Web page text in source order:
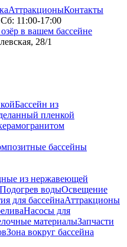
АттракционыКонтакты
11:00-17:00
в вашем бассейне
28/1
Бассейн из
пленкой
бассейны
из нержавеющей
Подогрев водыОсвещение
для бассейнаАттракционы
Насосы для
материалыЗапчасти
Зона вокруг бассейна